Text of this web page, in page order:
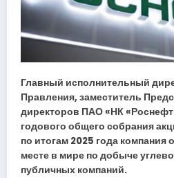
Главный исполнительный
Правления, заместитель
директоров ПАО «НК
годового общего собрания
по итогам 2025 года компания
месте в мире по добыче
публичных компаний.